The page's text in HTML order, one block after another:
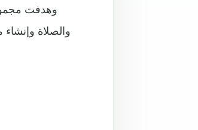
وهدفت
والصلاة